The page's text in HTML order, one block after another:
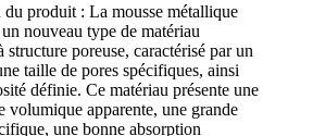
produit : La mousse métallique
nouveau type de matériau
structure poreuse, caractérisé par un
taille de pores spécifiques, ainsi
définie. Ce matériau présente une
volumique apparente, une grande
une bonne absorption